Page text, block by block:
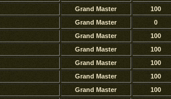
Grand Master 100
Grand Master 0
Grand Master 100
Grand Master 100
Grand Master 100
Grand Master 100
Grand Master 100